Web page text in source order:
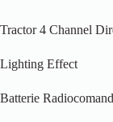
Tractor 4 Channel
Lighting Effect
Batterie